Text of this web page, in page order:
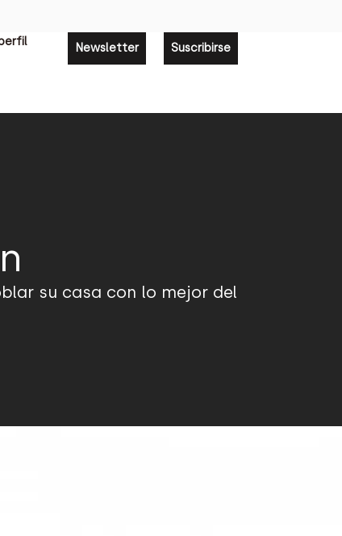
Newsletter Suscribirse
su casa con lo mejor del